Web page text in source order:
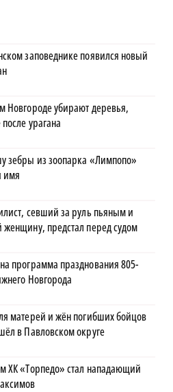
заповеднике появился новый
Новгороде убирают деревья,
урагана
зебры из зоопарка «Лимпопо»
имя
севший за руль пьяным и
предстал перед судом
программа празднования 805-
Новгорода
матерей и жён погибших бойцов
в Павловском округе
ХК «Торпедо» стал нападающий